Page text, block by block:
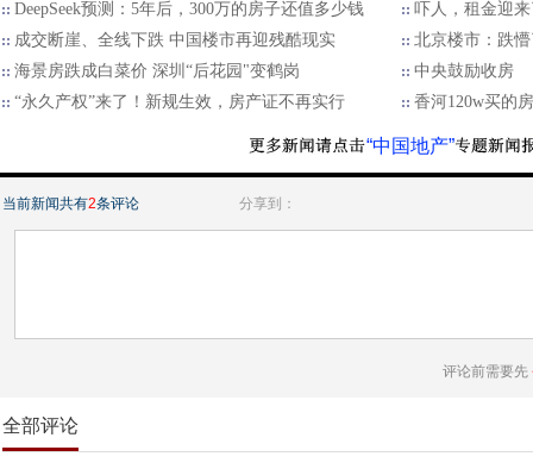
DeepSeek预测：5年后，300万的房子还值多少钱
吓人，租金迎
成交断崖、全线下跌 中国楼市再迎残酷现实
北京楼市：跌
海景房跌成白菜价 深圳“后花园"变鹤岗
中央鼓励收房
“永久产权”来了！新规生效，房产证不再实行
香河120w买的
“中国地产”
当前新闻共有2条评论 分享到：
评论前需要先
全部评论